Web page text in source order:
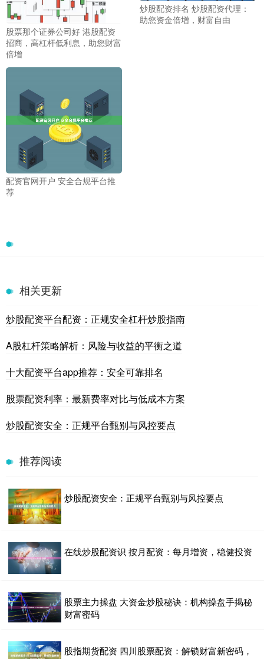
股票那个证券公司好 港股配资
招商，高杠杆低利息，助您财富
倍增
炒股配资排名 炒股配资代理：
助您资金倍增，财富自由
配资官网开户 安全合规平台推
荐
相关更新
炒股配资平台配资：正规安全杠杆炒股指南
A股杠杆策略解析：风险与收益的平衡之道
十大配资平台app推荐：安全可靠排名
股票配资利率：最新费率对比与低成本方案
炒股配资安全：正规平台甄别与风控要点
推荐阅读
炒股配资安全：正规平台甄别与风控要点
在线炒股配资识 按月配资：每月增资，稳健投资
股票主力操盘 大资金炒股秘诀：机构操盘手揭秘
财富密码
股指期货配资 四川股票配资：解锁财富新密码，